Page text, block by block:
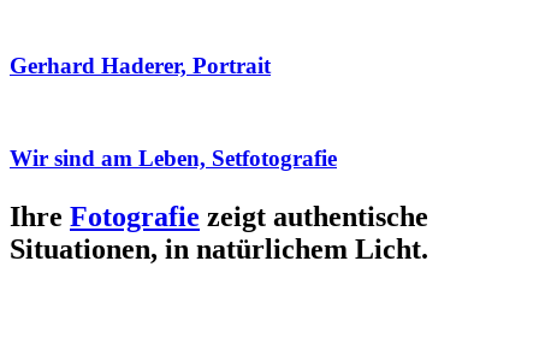
Gerhard Haderer, Portrait
Wir sind am Leben, Setfotografie
Ihre Fotografie zeigt authentische
Situationen, in natürlichem Licht.